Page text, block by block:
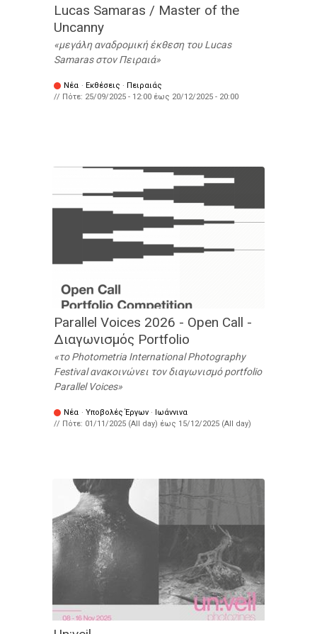
Lucas Samaras / Master of the
Uncanny
μεγάλη αναδρομική έκθεση του Lucas
Samaras στον Πειραιά
Νέα · Εκθέσεις · Πειραιάς
// Πότε: 25/09/2025 - 12:00 έως 20/12/2025 - 20:00
Parallel Voices 2026 - Open Call -
Διαγωνισμός Portfolio
το Photometria International Photography
Festival ανακοινώνει τον διαγωνισμό portfolio
Parallel Voices
Νέα · Υποβολές Έργων ·
Ιωάννινα
// Πότε: 01/11/2025 (All day) έως 15/12/2025 (All day)